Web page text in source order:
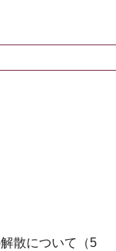
散について（5